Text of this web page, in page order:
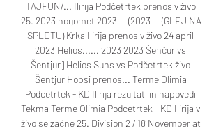
TAJFUN/... Ilirija Podčetrtek prenos v živo
25. 2023 nogomet 2023 — (2023 — (GLEJ NA
SPLETU) Krka Ilirija prenos v živo 24 april
2023 Helios...... 2023 2023 Šenčur vs
Šentjur] Helios Suns vs Podčetrtek živo
Šentjur Hopsi prenos... Terme Olimia
Podcetrtek - KD Ilirija rezultati in napovedi
Tekma Terme Olimia Podcetrtek - KD Ilirija v
živo se začne 25. Division 2 / 18 November at